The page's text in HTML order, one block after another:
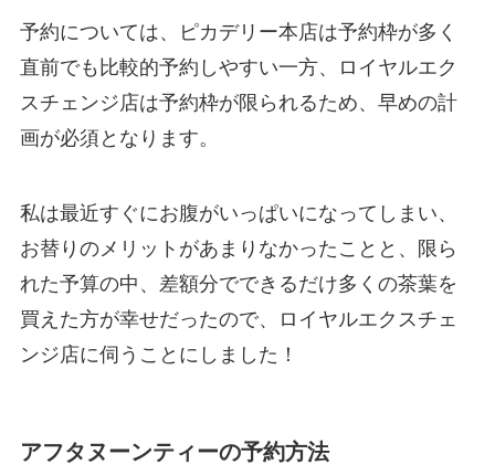
予約については、ピカデリー本店は予約枠が多く
直前でも比較的予約しやすい一方、ロイヤルエク
スチェンジ店は予約枠が限られるため、早めの計
画が必須となります。
私は最近すぐにお腹がいっぱいになってしまい、
お替りのメリットがあまりなかったことと、限ら
れた予算の中、差額分でできるだけ多くの茶葉を
買えた方が幸せだったので、ロイヤルエクスチェ
ンジ店に伺うことにしました！
アフタヌーンティーの予約方法